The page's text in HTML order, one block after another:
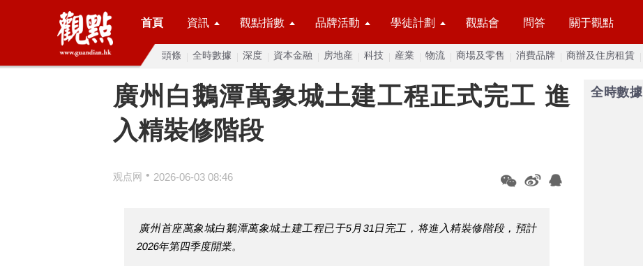
首頁 資訊 觀點指數 品牌活動 學徒計劃 觀點會 問答 關于觀點
頭條 全時數據 深度 資本金融 房地産 科技 産業 物流 商場及零售 消費品牌 商辦及住房租賃
廣州白鵝潭萬象城土建工程正式完工 進
入精裝修階段
观点网 • 2026-06-03 08:46
廣州首座萬象城白鵝潭萬象城土建工程已于5月31日完工，将進入精裝修階段，預計
2026年第四季度開業。
全時數據